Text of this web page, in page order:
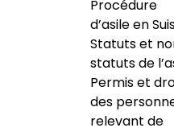
Procédure
d’asile en
Statuts et
statuts de
Permis et
des
relevant de